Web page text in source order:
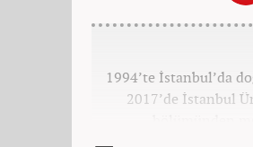
1994’te İstanbul’da
2017’de İstanbul
bölümünden